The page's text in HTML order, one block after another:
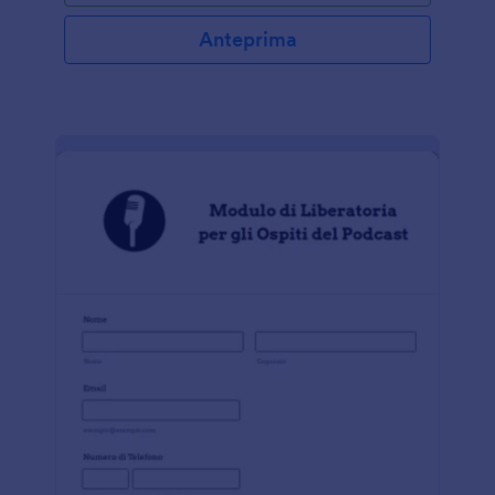
avere. Questo modulo di consenso per l'estrazione
dentale è un modulo di consenso informato che i
dentisti possono utilizzare per acquisire il consenso
rapporto tra il paziente e il medico.
Anteprima